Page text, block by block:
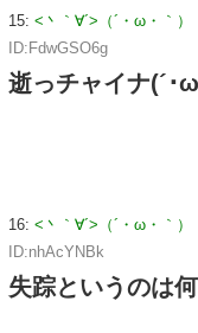
15: <丶｀∀´>（´・ω・｀
ID:FdwGSO6g
逝っチャイナ(´･
16: <丶｀∀´>（´・ω・｀
ID:nhAcYNBk
失踪というのは